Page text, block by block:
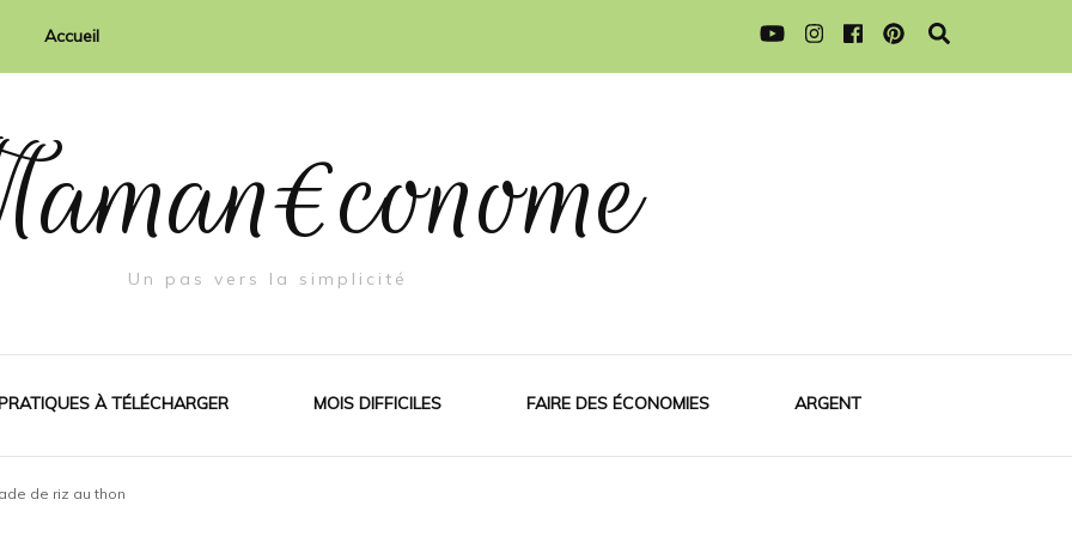
Accueil
Un pas vers la simplicité
À TÉLÉCHARGER MOIS DIFFICILES FAIRE DES ÉCONOMIES ARGENT
de riz au thon